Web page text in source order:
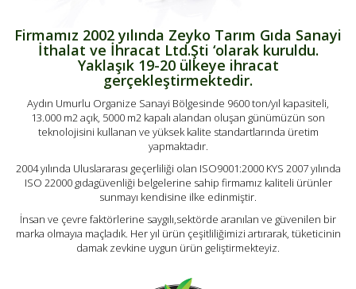
Firmamız 2002 yılında Zeyko Tarım Gıda Sanayi
İthalat ve İhracat Ltd.Şti ‘olarak kuruldu.
Yaklaşık 19-20 ülkeye ihracat
gerçekleştirmektedir.
Aydın Umurlu Organize Sanayi Bölgesinde 9600 ton/yıl kapasiteli,
13.000 m2 açık, 5000 m2 kapalı alandan oluşan günümüzün son
teknolojisini kullanan ve yüksek kalite standartlarında üretim
yapmaktadır.
2004 yılında Uluslararası geçerliliği olan ISO9001:2000 KYS 2007 yılında
ISO 22000 gıdagüvenliği belgelerine sahip firmamız kaliteli ürünler
sunmayı kendisine ilke edinmiştir.
İnsan ve çevre faktörlerine saygılı,sektörde aranılan ve güvenilen bir
marka olmayıa maçladık. Her yıl ürün çeşitliliğimizi artırarak, tüketicinin
damak zevkine uygun ürün geliştirmekteyiz.